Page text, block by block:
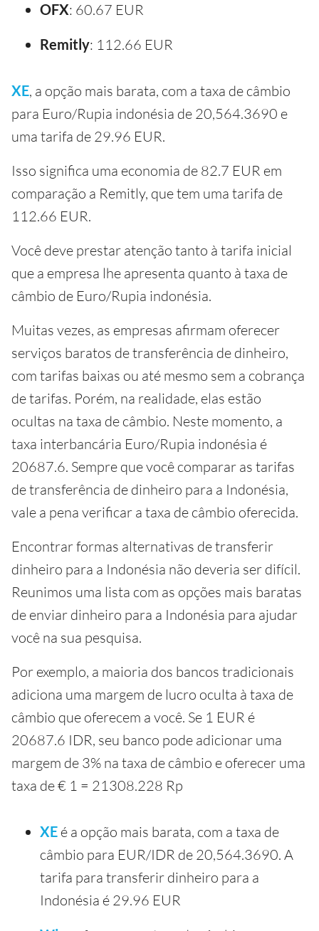
OFX: 60.67 EUR
Remitly: 112.66 EUR
XE, a opção mais barata, com a taxa de câmbio
para Euro/Rupia indonésia de 20,564.3690 e
uma tarifa de 29.96 EUR.
Isso significa uma economia de 82.7 EUR em
comparação a Remitly, que tem uma tarifa de
112.66 EUR.
Você deve prestar atenção tanto à tarifa inicial
que a empresa lhe apresenta quanto à taxa de
câmbio de Euro/Rupia indonésia.
Muitas vezes, as empresas afirmam oferecer
serviços baratos de transferência de dinheiro,
com tarifas baixas ou até mesmo sem a cobrança
de tarifas. Porém, na realidade, elas estão
ocultas na taxa de câmbio. Neste momento, a
taxa interbancária Euro/Rupia indonésia é
20687.6. Sempre que você comparar as tarifas
de transferência de dinheiro para a Indonésia,
vale a pena verificar a taxa de câmbio oferecida.
Encontrar formas alternativas de transferir
dinheiro para a Indonésia não deveria ser difícil.
Reunimos uma lista com as opções mais baratas
de enviar dinheiro para a Indonésia para ajudar
você na sua pesquisa.
Por exemplo, a maioria dos bancos tradicionais
adiciona uma margem de lucro oculta à taxa de
câmbio que oferecem a você. Se 1 EUR é
20687.6 IDR, seu banco pode adicionar uma
margem de 3% na taxa de câmbio e oferecer uma
taxa de € 1 = 21308.228 Rp
XE é a opção mais barata, com a taxa de
câmbio para EUR/IDR de 20,564.3690. A
tarifa para transferir dinheiro para a
Indonésia é 29.96 EUR